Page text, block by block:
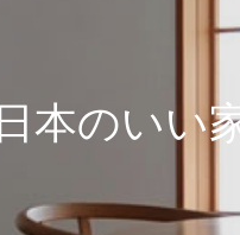
日本のいい